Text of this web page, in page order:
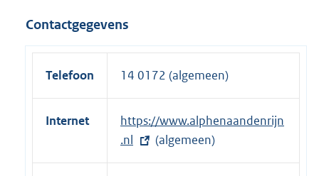
Contactgegevens
Telefoon 14 0172 (algemeen)
Internet
E
x
t
https://www.alphenaandenrijn
.nl
(algemeen)